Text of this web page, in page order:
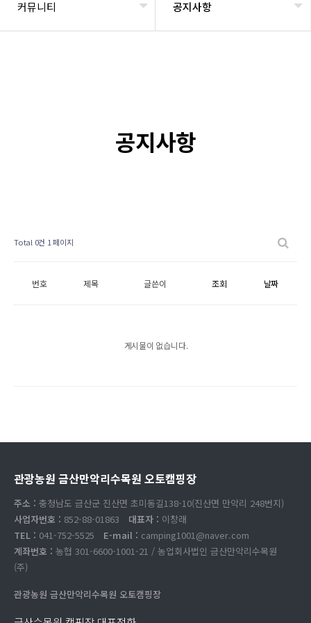
커뮤니티 공지사항
공지사항
Total 0건 1 페이지
번호 제목 글쓴이 조회 날짜
게시물이 없습니다.
관광농원 금산만악리수목원 오토캠핑장
주소 : 충청남도 금산군 진산면 초미동길138-10(진산면 만악리 248번지)
사업자번호 : 852-88-01863 대표자 : 이창래
TEL : 041-752-5525 E-mail : camping1001@naver.com
계좌번호 : 농협 301-6600-1001-21 / 농업회사법인 금산만악리수목원
(주)
관광농원 금산만악리수목원 오토캠핑장